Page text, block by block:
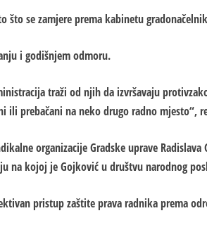
što se zamjere prema kabinetu
i godišnjem odmoru.
traži od njih da izvršavaju
ili prebačani na neko drugo radno mjesto“,
organizacije Gradske uprave
na kojoj je Gojković u društvu narodnog
pristup zaštite prava radnika prema